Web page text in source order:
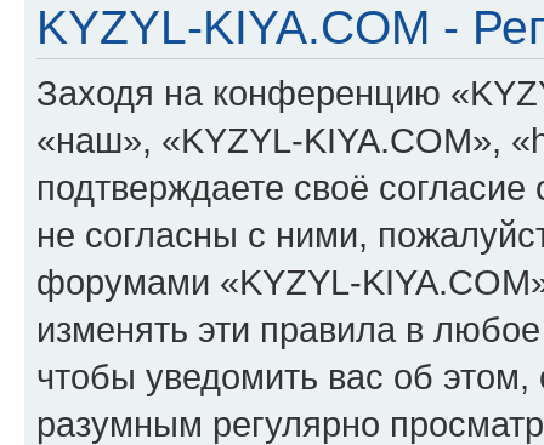
KYZYL-KIYA.COM -
Заходя на конференцию
«наш», «KYZYL-KIYA.COM»,
подтверждаете своё
не согласны с ними,
форумами «KYZYL-
изменять эти правила в
чтобы уведомить вас об
разумным регулярно